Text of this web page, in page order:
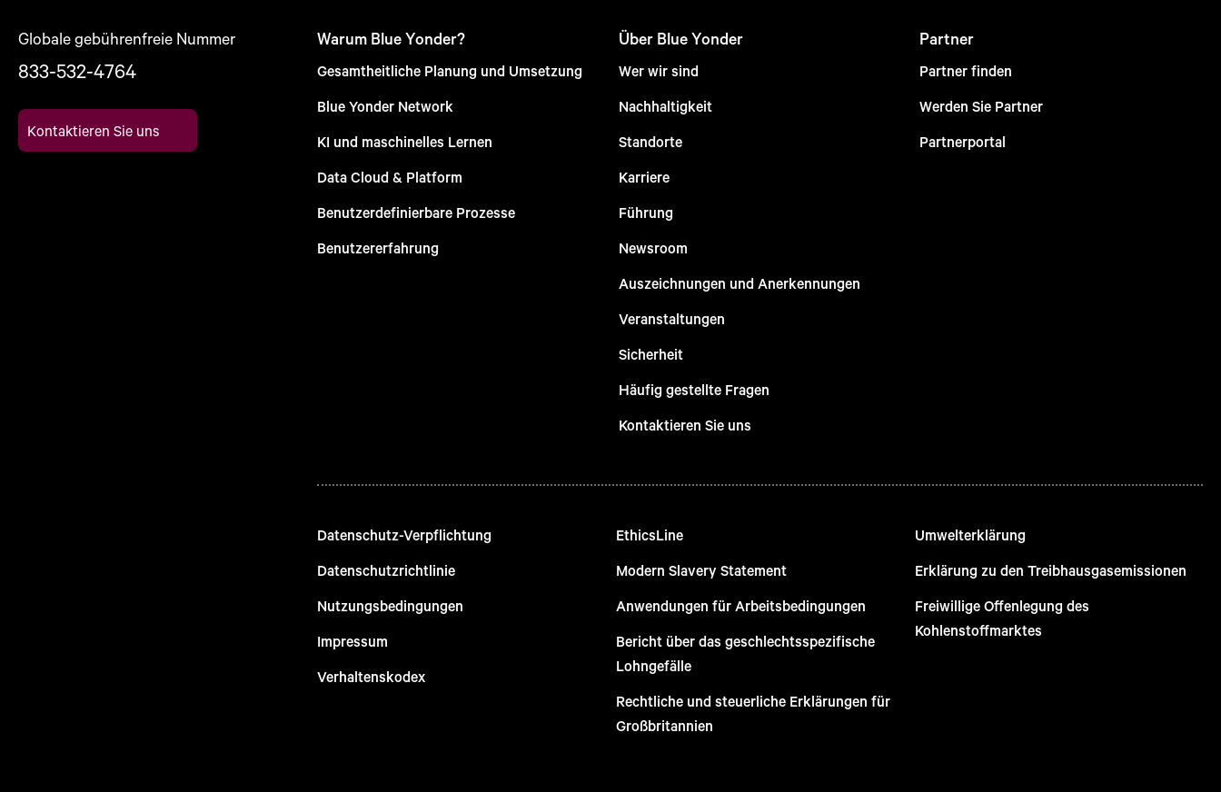
Globale gebührenfreie Nummer
833-532-4764
Kontaktieren Sie uns
Warum Blue Yonder?
Gesamtheitliche Planung und Umsetzung
Blue Yonder Network
KI und maschinelles Lernen
Data Cloud & Platform
Benutzerdefinierbare Prozesse
Benutzererfahrung
Über Blue Yonder
Wer wir sind
Nachhaltigkeit
Standorte
Karriere
Führung
Newsroom
Auszeichnungen und Anerkennungen
Veranstaltungen
Sicherheit
Häufig gestellte Fragen
Kontaktieren Sie uns
Partner
Partner finden
Werden Sie Partner
Partnerportal
Datenschutz-Verpflichtung
Datenschutzrichtlinie
Nutzungsbedingungen
Impressum
Verhaltenskodex
EthicsLine
Modern Slavery Statement
Anwendungen für Arbeitsbedingungen
Bericht über das geschlechtsspezifische
Lohngefälle
Rechtliche und steuerliche Erklärungen für
Großbritannien
Umwelterklärung
Erklärung zu den Treibhausgasemissionen
Freiwillige Offenlegung des
Kohlenstoffmarktes